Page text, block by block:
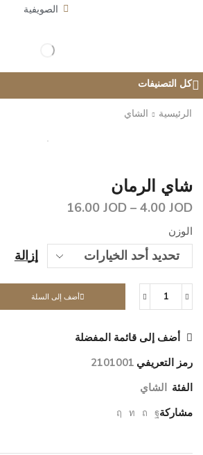
الصويفية
كل التصنيفات
الرئيسية الشاي
شاي الرمان
4.00 JOD
–
16.00 JOD
الوزن
إزالة
أضف إلى السلة
أضف إلى قائمة المفضلة
رمز التعريفي 2101001
الفئة الشاي
مشاركة